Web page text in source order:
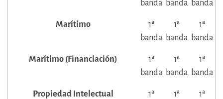
banda banda banda
Marítimo
1ª
banda
1ª
banda
1ª
banda
Marítimo (Financiación)
1ª
banda
1ª
banda
1ª
banda
Propiedad Intelectual
1ª
1ª
1ª